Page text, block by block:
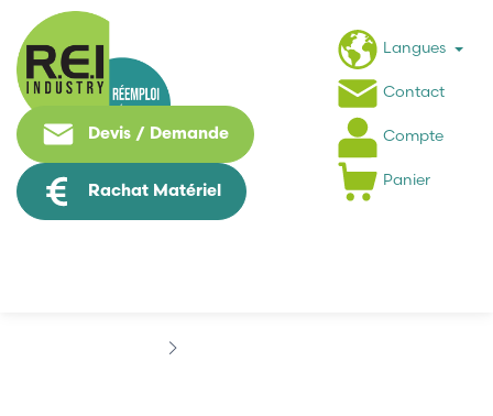
Devis / Demande
Rachat Matériel
Langues
Contact
Compte
Panier